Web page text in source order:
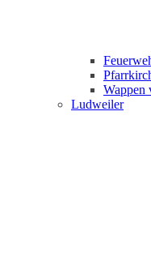
Wappen
Ludweiler